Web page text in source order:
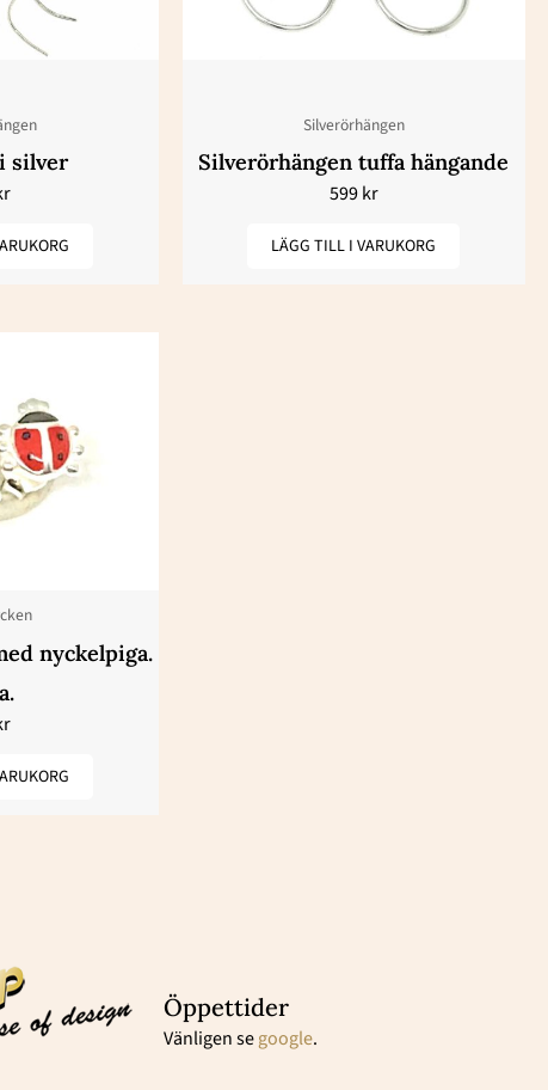
silver
Silverörhängen
Silverörhängen tuffa hängande
599kr
LÄGG TILL I VARUKORG
nyckelpiga.
Öppettider
Vänligen segoogle.